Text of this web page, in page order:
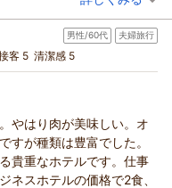
場の敷地の奥に位置して
境をおたのしみいただ
るよう、スタッフ一同
ております。
（返信日：2026/07/19）
夏のサイドメニュービュッフ
ン 朝・夕
り/税込)
申し上げます。
目のご来館をいただき
男性/60代 夫婦旅行
客 5 清潔感 5
やはり肉が美味しい。オ
すが種類は豊富でした。
貴重なホテルです。仕事
ネスホテルの価格で2食、